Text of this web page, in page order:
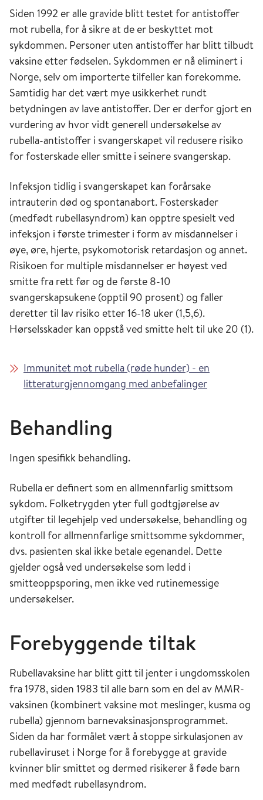
Siden 1992 er alle gravide blitt testet for antistoffer
mot rubella, for å sikre at de er beskyttet mot
sykdommen. Personer uten antistoffer har blitt tilbudt
vaksine etter fødselen. Sykdommen er nå eliminert i
Norge, selv om importerte tilfeller kan forekomme.
Samtidig har det vært mye usikkerhet rundt
betydningen av lave antistoffer. Der er derfor gjort en
vurdering av hvor vidt generell undersøkelse av
rubella-antistoffer i svangerskapet vil redusere risiko
for fosterskade eller smitte i seinere svangerskap.
Infeksjon tidlig i svangerskapet kan forårsake
intrauterin død og spontanabort. Fosterskader
(medfødt rubellasyndrom) kan opptre spesielt ved
infeksjon i første trimester i form av misdannelser i
øye, øre, hjerte, psykomotorisk retardasjon og annet.
Risikoen for multiple misdannelser er høyest ved
smitte fra rett før og de første 8-10
svangerskapsukene (opptil 90 prosent) og faller
deretter til lav risiko etter 16-18 uker (1,5,6).
Hørselsskader kan oppstå ved smitte helt til uke 20 (1).
Immunitet mot rubella (røde hunder) - en
litteraturgjennomgang med anbefalinger
Behandling
Ingen spesifikk behandling.
Rubella er definert som en allmennfarlig smittsom
sykdom. Folketrygden yter full godtgjørelse av
utgifter til legehjelp ved undersøkelse, behandling og
kontroll for allmennfarlige smittsomme sykdommer,
dvs. pasienten skal ikke betale egenandel. Dette
gjelder også ved undersøkelse som ledd i
smitteoppsporing, men ikke ved rutinemessige
undersøkelser.
Forebyggende tiltak
Rubellavaksine har blitt gitt til jenter i ungdomsskolen
fra 1978, siden 1983 til alle barn som en del av MMR-
vaksinen (kombinert vaksine mot meslinger, kusma og
rubella) gjennom barnevaksinasjonsprogrammet.
Siden da har formålet vært å stoppe sirkulasjonen av
rubellaviruset i Norge for å forebygge at gravide
kvinner blir smittet og dermed risikerer å føde barn
med medfødt rubellasyndrom.